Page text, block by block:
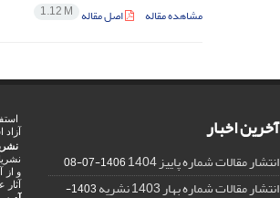
مشاهده مقاله اصل مقاله 1.12 M
آخرین اخبار
انتشار مقالات شماره پاییز 1404 1406-07-08
انتشار مقالات شماره بهار 1403 نشریه
1403-
و از